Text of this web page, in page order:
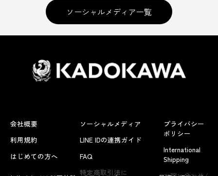
よくあるお問い合わせ
ソーシャルメディア一覧
会社概要
利用規約
はじめての方へ
ソーシャルメディア
LINE IDの連携ガイド
FAQ
特定商取引法に
プライバシー
ポリシー
International
Shipping